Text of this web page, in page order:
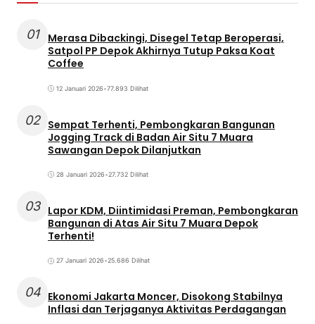
01
Merasa Dibackingi, Disegel Tetap Beroperasi,
Satpol PP Depok Akhirnya Tutup Paksa Koat
Coffee
12 Januari 2026•77.893 Dilihat
02 Sempat Terhenti, Pembongkaran Bangunan
Jogging Track di Badan Air Situ 7 Muara
Sawangan Depok Dilanjutkan
28 Januari 2026•27.732 Dilihat
03 Lapor KDM, Diintimidasi Preman, Pembongkaran
Bangunan di Atas Air Situ 7 Muara Depok
Terhenti!
27 Januari 2026•25.686 Dilihat
04 Ekonomi Jakarta Moncer, Disokong Stabilnya
Inflasi dan Terjaganya Aktivitas Perdagangan